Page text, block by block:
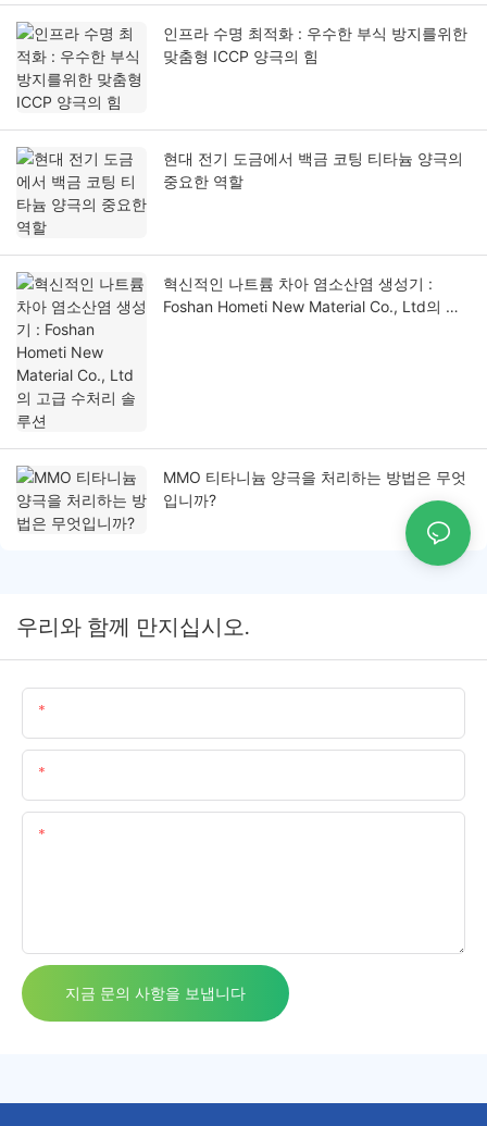
인프라 수명 최적화 : 우수한 부식 방지를위한
맞춤형 ICCP 양극의 힘
현대 전기 도금에서 백금 코팅 티타늄 양극의
중요한 역할
혁신적인 나트륨 차아 염소산염 생성기 :
Foshan Hometi New Material Co., Ltd의 고
MMO 티타니늄 양극을 처리하는 방법은 무엇
입니까?
우리와 함께 만지십시오.
지금 문의 사항을 보냅니다